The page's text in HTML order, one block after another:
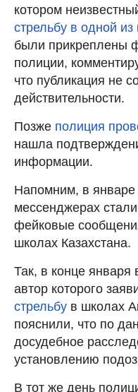
котором
стрельбу в одной
были прикреплены
полиции,
что публикация не
действительности.
Позже полиция
нашла
информации.
Напомним, в январе
мессенджерах
фейковые
школах Казахстана.
Так, в конце января
автор которого
стрельбу в школах
пояснили, что по
досудебное
установлению
В тот же день